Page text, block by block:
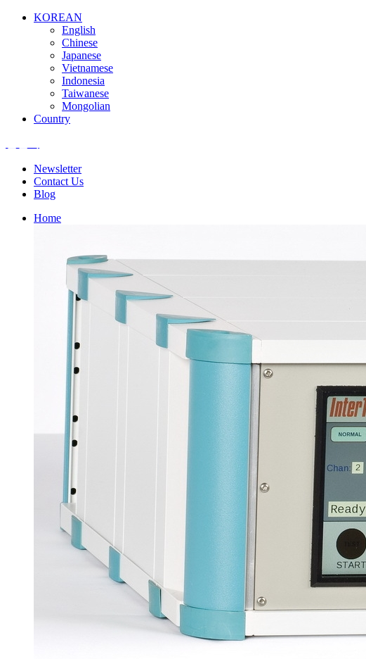
KOREAN
English
Chinese
Japanese
Vietnamese
Indonesia
Taiwanese
Mongolian
Country
Newsletter
Contact Us
Blog
Home